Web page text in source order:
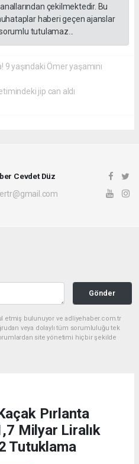
çekilmektedir. Bu
haberi geçen ajanslar
tutulamaz...
yaşındaki Ömer yaşamını
jip can aldı
Cevdet Düz
Gönder
etmiş bulunuyor ve adliyehaber.com.tr
veya dolaylı tüm sorumluluğu tek
site yönetimi hiçbir şekilde
Pırlanta
Milyar Liralık
Tutuklama